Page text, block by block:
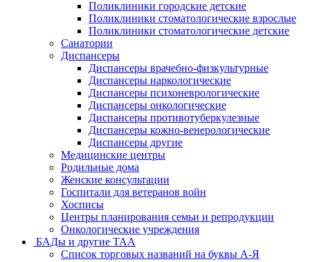
Поликлиники городские детские
Поликлиники стоматологические взрослые
Поликлиники стоматологические детские
Санатории
Диспансеры
Диспансеры врачебно-физкультурные
Диспансеры наркологические
Диспансеры психоневрологические
Диспансеры онкологические
Диспансеры противотуберкулезные
Диспансеры кожно-венерологические
Диспансеры другие
Медицинские центры
Родильные дома
Женские консультации
Госпитали для ветеранов войн
Хосписы
Центры планирования семьи и репродукции
Онкологические учреждения
БАДы и другие ТАА
Список торговых названий на буквы А-Я